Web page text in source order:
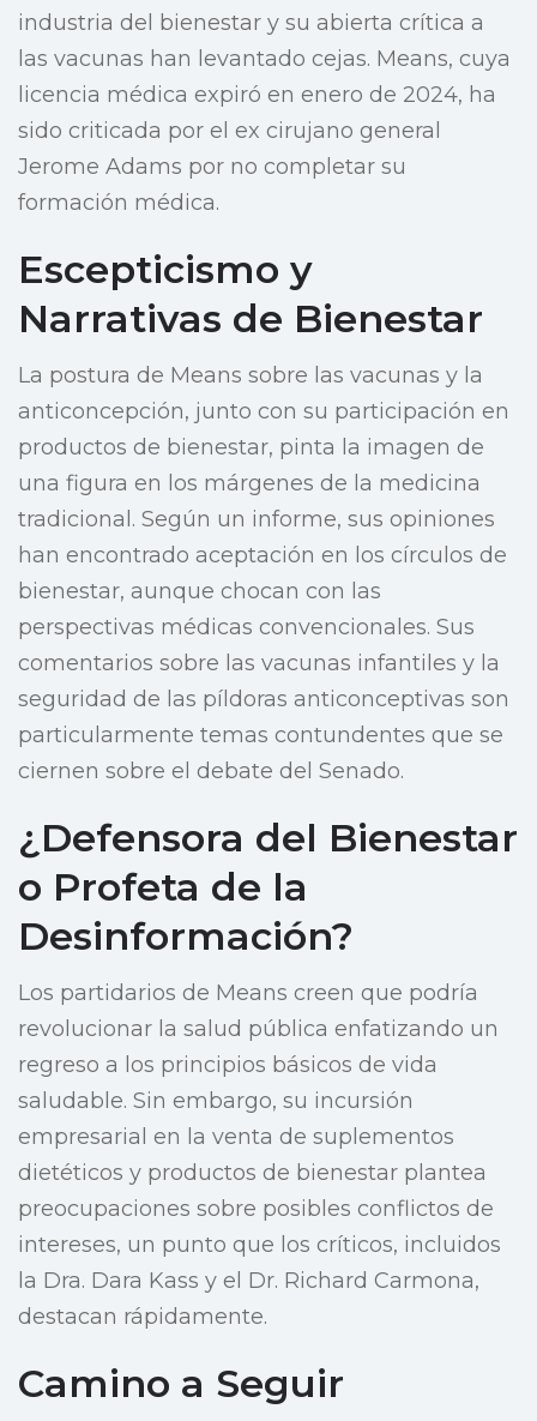
industria del bienestar y su abierta crítica a
las vacunas han levantado cejas. Means, cuya
licencia médica expiró en enero de 2024, ha
sido criticada por el ex cirujano general
Jerome Adams por no completar su
formación médica.
Escepticismo y
Narrativas de Bienestar
La postura de Means sobre las vacunas y la
anticoncepción, junto con su participación en
productos de bienestar, pinta la imagen de
una figura en los márgenes de la medicina
tradicional. Según un informe, sus opiniones
han encontrado aceptación en los círculos de
bienestar, aunque chocan con las
perspectivas médicas convencionales. Sus
comentarios sobre las vacunas infantiles y la
seguridad de las píldoras anticonceptivas son
particularmente temas contundentes que se
ciernen sobre el debate del Senado.
¿Defensora del Bienestar
o Profeta de la
Desinformación?
Los partidarios de Means creen que podría
revolucionar la salud pública enfatizando un
regreso a los principios básicos de vida
saludable. Sin embargo, su incursión
empresarial en la venta de suplementos
dietéticos y productos de bienestar plantea
preocupaciones sobre posibles conflictos de
intereses, un punto que los críticos, incluidos
la Dra. Dara Kass y el Dr. Richard Carmona,
destacan rápidamente.
Camino a Seguir